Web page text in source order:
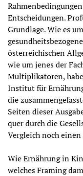
Entscheidungen.
Grundlage. Wie es
österreichischen
wie um jenes der
Multiplikatoren,
Institut für
die
Seiten dieser
quer durch die
Vergleich noch
Wie Ernährung in
welches Framing